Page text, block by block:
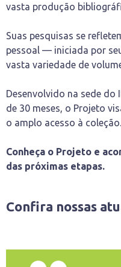
vasta produção
Suas pesquisas se
pessoal — iniciada por
vasta variedade de
Desenvolvido na sede do
de 30 meses, o Projeto
o amplo acesso à coleção.
Conheça o Projeto e
das próximas etapas.
Confira nossas